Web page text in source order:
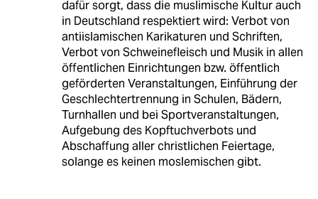
dafür sorgt, dass die muslimische Kultur auch
in Deutschland respektiert wird: Verbot von
antiislamischen Karikaturen und Schriften,
Verbot von Schweinefleisch und Musik in allen
öffentlichen Einrichtungen bzw. öffentlich
geförderten Veranstaltungen, Einführung der
Geschlechtertrennung in Schulen, Bädern,
Turnhallen und bei Sportveranstaltungen,
Aufgebung des Kopftuchverbots und
Abschaffung aller christlichen Feiertage,
solange es keinen moslemischen gibt.